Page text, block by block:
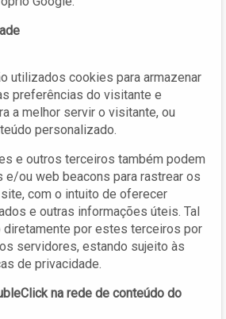
utilizados cookies para armazenar
preferências do visitante e
a melhor servir o visitante, ou
personalizado.
e outros terceiros também podem
ou web beacons para rastrear os
com o intuito de oferecer
e outras informações úteis. Tal
por estes terceiros por
servidores, estando sujeito às
de privacidade.
na rede de conteúdo do